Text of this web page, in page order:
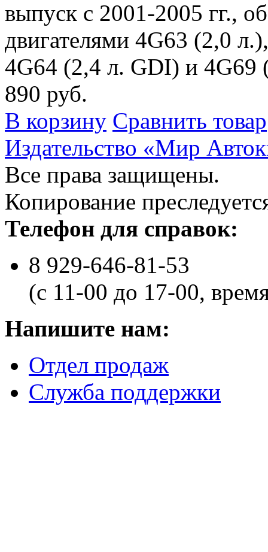
выпуск с 2001-2005 гг.,
двигателями 4G63 (2,0
4G64 (2,4 л. GDI) и 4G69
890 руб.
В корзину Сравнить товар
Издательство «Мир
Все права защищены.
Копирование
Телефон для справок:
8 929-646-81-53
(с 11-00 до 17-00,
Напишите нам:
Отдел продаж
Служба поддержки